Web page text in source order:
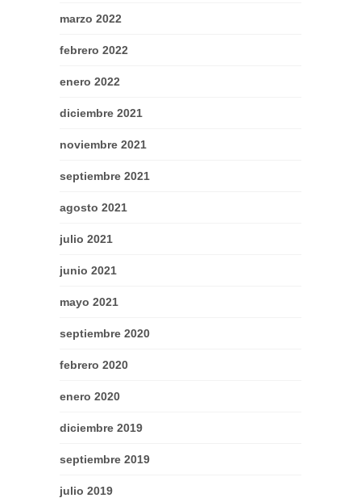
marzo 2022
febrero 2022
enero 2022
diciembre 2021
noviembre 2021
septiembre 2021
agosto 2021
julio 2021
junio 2021
mayo 2021
septiembre 2020
febrero 2020
enero 2020
diciembre 2019
septiembre 2019
julio 2019